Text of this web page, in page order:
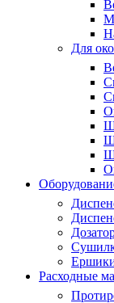
Для
Расходные